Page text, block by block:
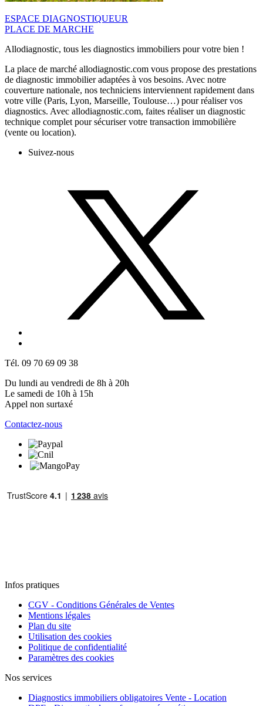
ESPACE DIAGNOSTIQUEUR
PLACE DE MARCHE
Allodiagnostic, tous les diagnostics immobiliers pour votre bien !
La place de marché allodiagnostic.com vous propose des prestations
de diagnostic immobilier adaptées à vos besoins. Avec notre
couverture nationale, nos techniciens interviennent rapidement dans
votre ville (Paris, Lyon, Marseille, Toulouse…) pour réaliser vos
diagnostics. Avec allodiagnostic.com, faites réaliser un diagnostic
technique complet pour sécuriser votre transaction immobilière
(vente ou location).
Suivez-nous
Tél. 09 70 69 09 38
Du lundi au vendredi de 8h à 20h
Le samedi de 10h à 15h
Appel non surtaxé
Contactez-nous
Infos pratiques
CGV - Conditions Générales de Ventes
Mentions légales
Plan du site
Utilisation des cookies
Politique de confidentialité
Paramètres des cookies
Nos services
Diagnostics immobiliers obligatoires Vente - Location